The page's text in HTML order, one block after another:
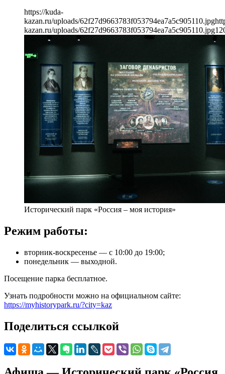
https://kuda-
kazan.ru/uploads/62f27d9663783f053794ea7a5c905110.jpg
kazan.ru/uploads/62f27d9663783f053794ea7a5c905110.jpg
Исторический парк «Россия – моя история»
Режим работы:
вторник-воскресенье — с 10:00 до 19:00;
понедельник — выходной.
Посещение парка бесплатное.
Узнать подробности можно на официальном сайте:
https://myhistorypark.ru/?city=kaz
Поделиться ссылкой